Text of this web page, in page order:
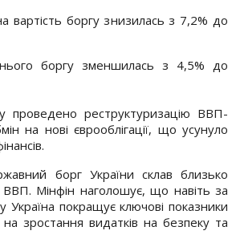
вартість боргу знизилась з 7,2% до
боргу зменшилась з 4,5% до
проведено реструктуризацію ВВП-
на нові єврооблігації, що усунуло
борг України склав близько
Мінфін наголошує, що навіть за
Україна покращує ключові показники
зростання видатків на безпеку та